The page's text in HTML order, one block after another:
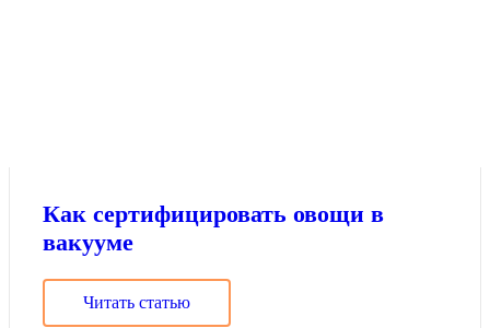
Как сертифицировать овощи в
вакууме
Читать статью